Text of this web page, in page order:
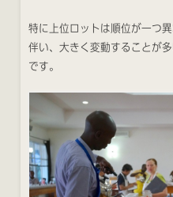
特に上位ロットは順位が一つ
伴い、大きく変動することが
です。